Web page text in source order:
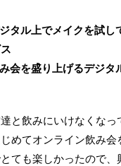
タル上でメイクを試し
会を盛り上げるデジタ
と飲みにいけなくなっ
めてオンライン飲み会
ても楽しかったので、